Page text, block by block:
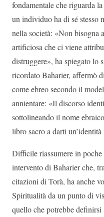
fondamentale che riguarda
un individuo ha di sé stesso
nella società: «Non bisogna
artificiosa che ci viene
distruggere», ha spiegato lo
ricordato Baharier, affermò
come ebreo secondo il
annientare: «Il discorso
sottolineando il nome
libro sacro a darti
Difficile riassumere in poche
intervento di Baharier che,
citazioni di Torà, ha anche
Spiritualità da un punto di
quello che potrebbe